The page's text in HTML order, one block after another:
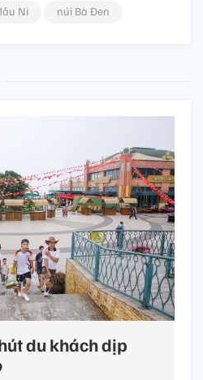
Ni
núi Bà Đen
du khách dịp